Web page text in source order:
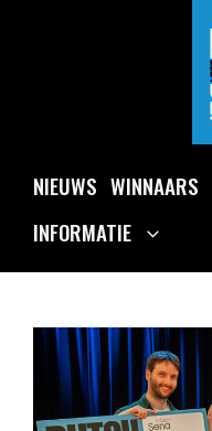
NIEUWS WINNAARS
INFORMATIE